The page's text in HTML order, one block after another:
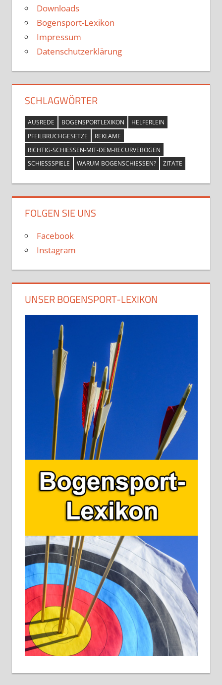
Downloads
Bogensport-Lexikon
Impressum
Datenschutzerklärung
SCHLAGWÖRTER
AUSREDE BOGENSPORTLEXIKON
HELFERLEIN
PFEILBRUCHGESETZE
REKLAME
RICHTIG-SCHIESSEN-MIT-DEM-RECURVEBOGEN
SCHIESSSPIELE
WARUM BOGENSCHIESSEN? ZITATE
FOLGEN SIE UNS
Facebook
Instagram
UNSER BOGENSPORT-LEXIKON